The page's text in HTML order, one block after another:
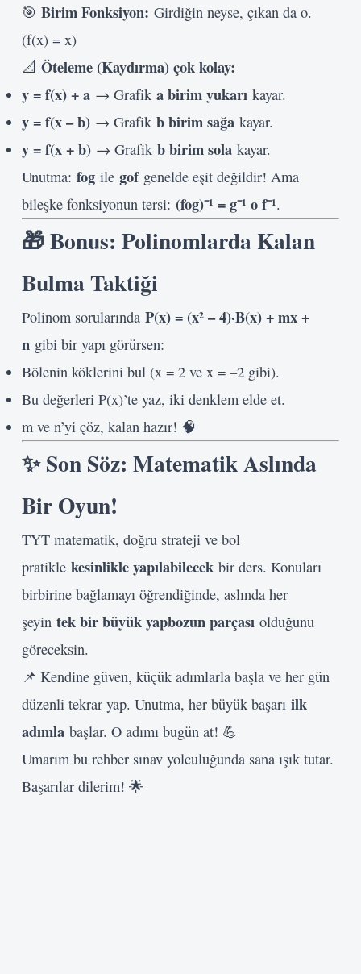
🎯 Birim Fonksiyon: Girdiğin neyse, çıkan da o.
(f(x) = x)
📐 Öteleme (Kaydırma) çok kolay:
y = f(x) + a → Grafik a birim yukarı kayar.
y = f(x – b) → Grafik b birim sağa kayar.
y = f(x + b) → Grafik b birim sola kayar.
Unutma: fog ile gofgenelde eşit değildir! Ama
bileşke fonksiyonun tersi: (fog)⁻¹ = g⁻¹ o f⁻¹.
🎁 Bonus: Polinomlarda Kalan
Bulma Taktiği
Polinom sorularında P(x) = (x² – 4)·B(x) + mx +
n gibi bir yapı görürsen:
Bölenin köklerini bul (x = 2 ve x = –2 gibi).
Bu değerleri P(x)’te yaz, iki denklem elde et.
m ve n’yi çöz, kalan hazır! 🧠
✨ Son Söz: Matematik Aslında
Bir Oyun!
TYT matematik, doğru strateji ve bol
pratikle kesinlikle yapılabilecek bir ders. Konuları
birbirine bağlamayı öğrendiğinde, aslında her
şeyin tek bir büyük yapbozun parçası olduğunu
göreceksin.
📌 Kendine güven, küçük adımlarla başla ve her gün
düzenli tekrar yap. Unutma, her büyük başarı ilk
adımla başlar. O adımı bugün at! 💪
Umarım bu rehber sınav yolculuğunda sana ışık tutar.
Başarılar dilerim! 🌟